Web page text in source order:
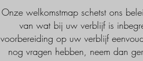
Onze welkomstmap schetst ons
van wat bij uw verblijf is
voorbereiding op uw verblijf
nog vragen hebben, neem dan